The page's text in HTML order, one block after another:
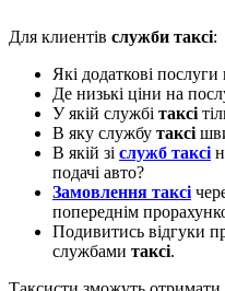
Для клиентів служби таксі:
Які додаткові послуги
Де низькі ціни на
У якій службі таксі
В яку службу таксі
В якій зі служб таксі
подачі авто?
Замовлення таксі
попереднім
Подивитись відгуки
службами таксі.